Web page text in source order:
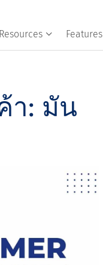
Resources Features
า: มัน